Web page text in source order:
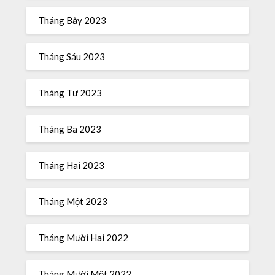
Tháng Bảy 2023
Tháng Sáu 2023
Tháng Tư 2023
Tháng Ba 2023
Tháng Hai 2023
Tháng Một 2023
Tháng Mười Hai 2022